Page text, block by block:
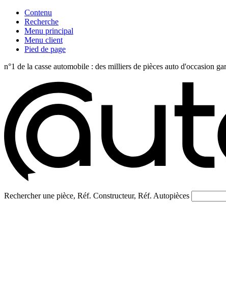
Contenu
Recherche
Menu principal
Menu client
Pied de page
n°1 de la casse automobile : des milliers de pièces auto
Rechercher une pièce, Réf. Constructeur, Réf. Autopièces